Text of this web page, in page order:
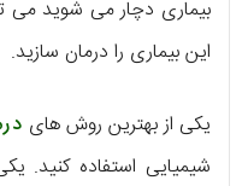
بیماری دچار می شوید می
این بیماری را درمان سازید.
یکی از بهترین روش های
شیمیایی استفاده کنید.